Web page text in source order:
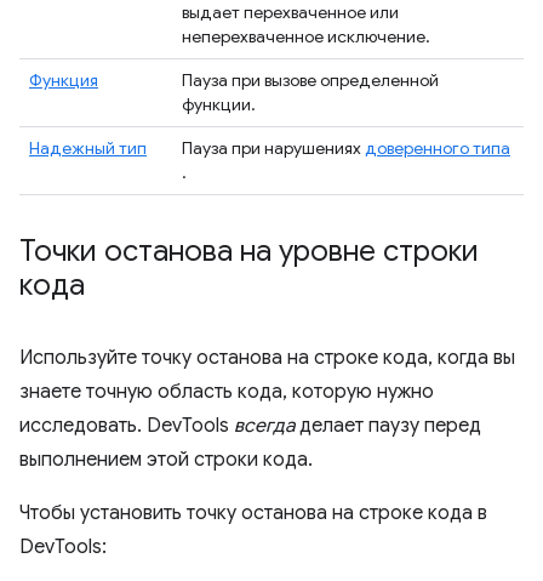
выдает перехваченное или
неперехваченное исключение.
Функция
Пауза при вызове определенной
функции.
Надежный тип
Пауза при нарушенияхдоверенного типа
.
Точки останова на уровне строки
кода
Используйте точку останова на строке кода, когда вы
знаете точную область кода, которую нужно
исследовать. DevTools всегдаделает паузу перед
выполнением этой строки кода.
Чтобы установить точку останова на строке кода в
DevTools: